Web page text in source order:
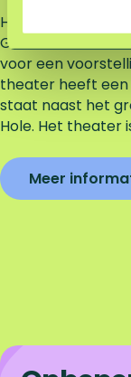
Het
Groene Heuvels
voor een
theater heeft
staat naast het
Hole. Het theater
Meer